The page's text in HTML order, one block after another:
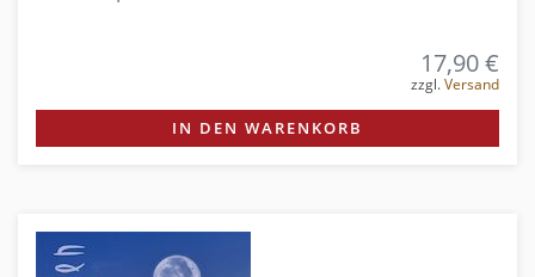
17,90 €
zzgl.Versand
IN DEN WARENKORB